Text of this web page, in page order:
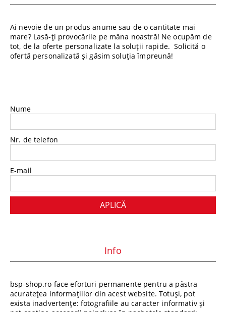
Ai nevoie de un produs anume sau de o cantitate mai
mare? Lasă-ți provocările pe mâna noastră! Ne ocupăm de
tot, de la oferte personalizate la soluții rapide. Solicită o
ofertă personalizată și găsim soluția împreună!
Nume
Nr. de telefon
E-mail
Info
bsp-shop.ro face eforturi permanente pentru a păstra
acuratețea informațiilor din acest website. Totuși, pot
exista inadvertențe: fotografiile au caracter informativ și